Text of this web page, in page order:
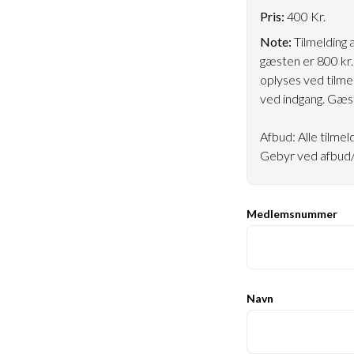
Pris: 400 Kr.
Note: Tilmelding
gæsten er 800
oplyses ved
ved indgang.
Afbud: Alle
Gebyr ved
Medlemsnummer
Navn